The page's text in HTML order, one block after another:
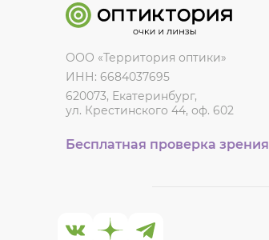
ООО «Территория оптики»
ИНН: 6684037695
620073, Екатеринбург,
ул. Крестинского 44, оф. 602
Бесплатная проверка зрения